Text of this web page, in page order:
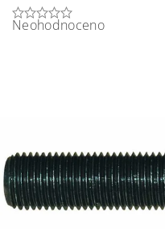
Neohodnoceno